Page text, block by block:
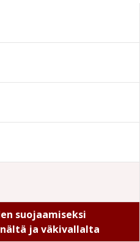
suojaamiseksi
ja väkivallalta